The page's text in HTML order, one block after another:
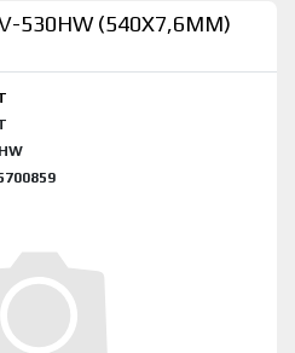
530HW (540X7,6MM)